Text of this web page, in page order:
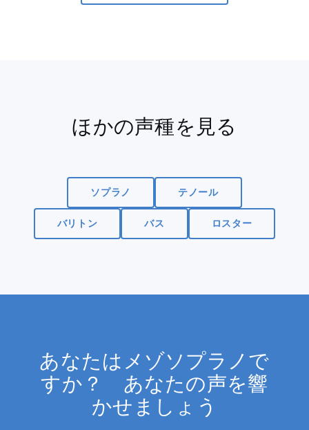
ほかの声種を見る
ソプラノ テノール
バリトン バス ロスター
あなたはメゾソプラノで
すか？ あなたの声を響
かせましょう